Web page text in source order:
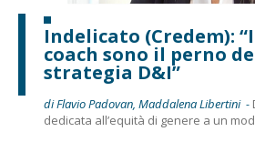
Indelicato (Credem):
coach sono il perno
strategia D&I”
di Flavio Padovan, Maddalena Libertini -
dedicata all’equità di genere a un